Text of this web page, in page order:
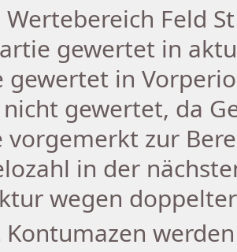
Wertebereich Feld
gewertet in
gewertet in
gewertet, da
vorgemerkt zur
in der
wegen
Kontumazen